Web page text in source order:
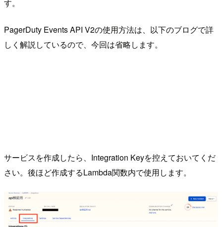
す。
PagerDuty Events API V2の使用方法は、以下のブログで詳
しく解説しているので、今回は省略します。
サービスを作成したら、Integration Keyを控えておいてくだ
さい。後ほど作成するLambda関数内で使用します。